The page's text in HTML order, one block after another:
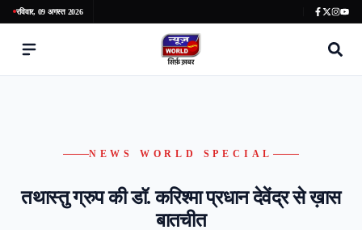
रविवार, 09 अगस्त 2026
NEWS WORLD SPECIAL
तथास्तु ग्रुप की डॉ. करिश्मा प्रधान देवेंद्र से ख़ास
बातचीत